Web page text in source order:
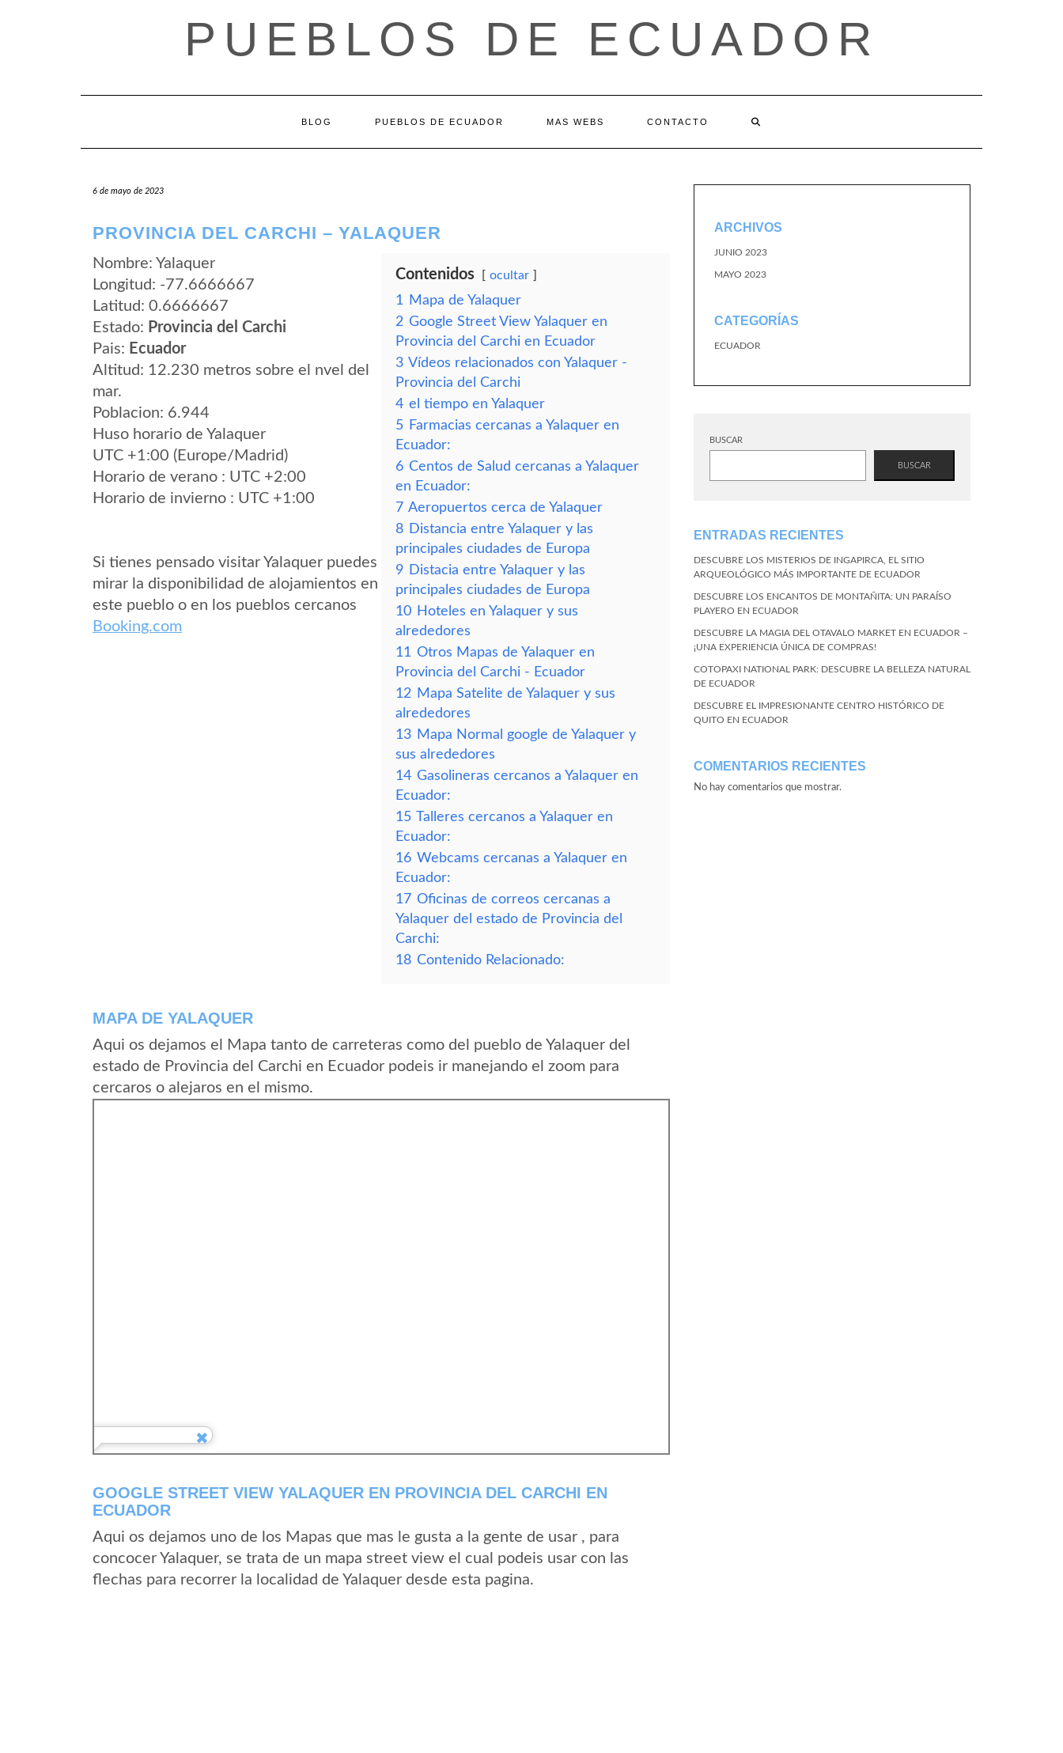
PUEBLOS DE ECUADOR
BLOG PUEBLOS DE ECUADOR MAS WEBS CONTACTO
6 de mayo de 2023
PROVINCIA DEL CARCHI – YALAQUER
Nombre: Yalaquer
Longitud: -77.6666667
Latitud: 0.6666667
Estado: Provincia del Carchi
Pais: Ecuador
Altitud: 12.230 metros sobre el nvel del
mar.
Poblacion: 6.944
Huso horario de Yalaquer
UTC +1:00 (Europe/Madrid)
Horario de verano : UTC +2:00
Horario de invierno : UTC +1:00
Si tienes pensado visitar Yalaquer puedes
mirar la disponibilidad de alojamientos en
este pueblo o en los pueblos cercanos
Booking.com
Contenidos ocultar
1
Mapa de Yalaquer
2 Google Street View Yalaquer en
Provincia del Carchi en Ecuador
3 Vídeos relacionados con Yalaquer -
Provincia del Carchi
4 el tiempo en Yalaquer
5 Farmacias cercanas a Yalaquer en
Ecuador:
6 Centos de Salud cercanas a Yalaquer
en Ecuador:
7 Aeropuertos cerca de Yalaquer
8 Distancia entre Yalaquer y las
principales ciudades de Europa
9 Distacia entre Yalaquer y las
principales ciudades de Europa
10 Hoteles en Yalaquer y sus
alrededores
11 Otros Mapas de Yalaquer en
Provincia del Carchi - Ecuador
12 Mapa Satelite de Yalaquer y sus
alrededores
13 Mapa Normal google de Yalaquer y
sus alrededores
14 Gasolineras cercanos a Yalaquer en
Ecuador:
15 Talleres cercanos a Yalaquer en
Ecuador:
16 Webcams cercanas a Yalaquer en
Ecuador:
17 Oficinas de correos cercanas a
Yalaquer del estado de Provincia del
Carchi:
18 Contenido Relacionado:
MAPA DE YALAQUER
Aqui os dejamos el Mapa tanto de carreteras como del pueblo de Yalaquer del
estado de Provincia del Carchi en Ecuador podeis ir manejando el zoom para
cercaros o alejaros en el mismo.
GOOGLE STREET VIEW YALAQUER EN PROVINCIA DEL CARCHI EN
ECUADOR
Aqui os dejamos uno de los Mapas que mas le gusta a la gente de usar , para
concocer Yalaquer, se trata de un mapa street view el cual podeis usar con las
flechas para recorrer la localidad de Yalaquer desde esta pagina.
ARCHIVOS
JUNIO 2023
MAYO 2023
CATEGORÍAS
ECUADOR
BUSCAR
BUSCAR
ENTRADAS RECIENTES
DESCUBRE LOS MISTERIOS DE INGAPIRCA, EL SITIO
ARQUEOLÓGICO MÁS IMPORTANTE DE ECUADOR
DESCUBRE LOS ENCANTOS DE MONTAÑITA: UN PARAÍSO
PLAYERO EN ECUADOR
DESCUBRE LA MAGIA DEL OTAVALO MARKET EN ECUADOR –
¡UNA EXPERIENCIA ÚNICA DE COMPRAS!
COTOPAXI NATIONAL PARK: DESCUBRE LA BELLEZA NATURAL
DE ECUADOR
DESCUBRE EL IMPRESIONANTE CENTRO HISTÓRICO DE
QUITO EN ECUADOR
COMENTARIOS RECIENTES
No hay comentarios que mostrar.